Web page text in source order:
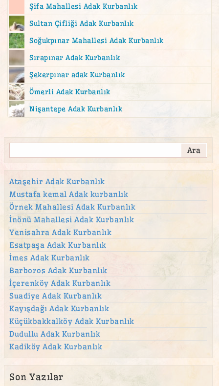
Şifa Mahallesi Adak Kurbanlık
Sultan Çifliği Adak Kurbanlık
Soğukpınar Mahallesi Adak Kurbanlık
Sırapınar Adak Kurbanlık
Şekerpınar adak Kurbanlık
Ömerli Adak Kurbanlık
Nişantepe Adak Kurbanlık
Ataşehir Adak Kurbanlık
Mustafa kemal Adak kurbanlık
Örnek Mahallesi Adak Kurbanlık
İnönü Mahallesi Adak Kurbanlık
Yenisahra Adak Kurbanlık
Esatpaşa Adak Kurbanlık
İmes Adak Kurbanlık
Barboros Adak Kurbanlık
İçerenköy Adak Kurbanlık
Suadiye Adak Kurbanlık
Kayışdağı Adak Kurbanlık
Küçükbakkalköy Adak Kurbanlık
Dudullu Adak Kurbanlık
Kadiköy Adak Kurbanlık
Son Yazılar